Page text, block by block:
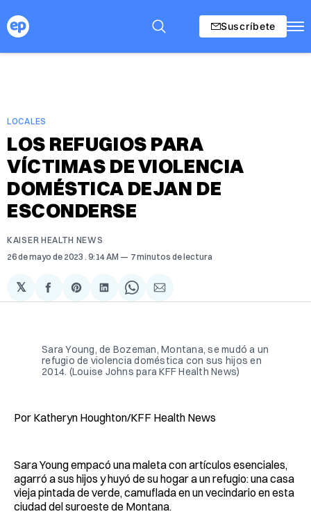
Suscríbete
LOCALES
LOS REFUGIOS PARA
VÍCTIMAS DE VIOLENCIA
DOMÉSTICA DEJAN DE
ESCONDERSE
KAISER HEALTH NEWS
26 de mayo de 2023 . 9:14 AM 7 minutos de lectura
𝕏
Compartir
en
Share
on
Compartir
en
Share
on
Compartir
via
Sara Young, de Bozeman, Montana, se mudó a un
refugio de violencia doméstica con sus hijos en
2014. (Louise Johns para KFF Health News)
Por Katheryn Houghton/KFF Health News
Sara Young empacó una maleta con artículos esenciales,
agarró a sus hijos y huyó de su hogar a un refugio: una casa
vieja pintada de verde, camuflada en un vecindario en esta
ciudad del suroeste de Montana.